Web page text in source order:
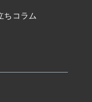
ちコラム